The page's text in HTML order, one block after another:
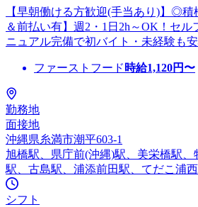
【早朝働ける方歓迎(手当あり)】◎
＆前払い有】週2・1日2h～OK！セ
ニュアル完備で初バイト・未経験も
ファーストフード 時給1,120円〜
勤務地
面接地
沖縄県糸満市潮平603-1
旭橋駅、県庁前(沖縄)駅、美栄橋駅、
駅、古島駅、浦添前田駅、てだこ浦
シフト